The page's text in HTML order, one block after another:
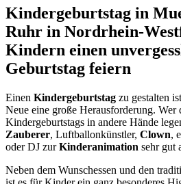
Kindergeburtstag in
Ruhr in Nordrhein-
Kindern einen
Geburtstag feiern
Einen Kindergeburtstag zu gestalten
Neue eine große Herausforderung. Wer
Kindergeburtstags in andere Hände
Zauberer, Luftballonkünstler, Clown,
oder DJ zurKinderanimation sehr gut
Neben dem Wunschessen und den